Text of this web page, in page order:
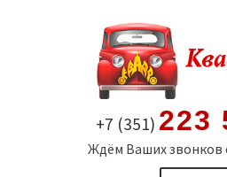
содержимому
+7 (351) 223
Ждём Ваших звонков